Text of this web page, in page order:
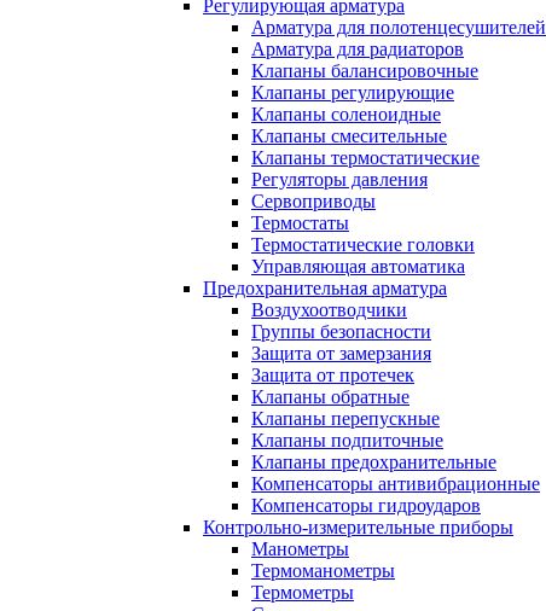
Регулирующая арматура
Арматура для полотенцесушителей
Арматура для радиаторов
Клапаны балансировочные
Клапаны регулирующие
Клапаны соленоидные
Клапаны смесительные
Клапаны термостатические
Регуляторы давления
Сервоприводы
Термостаты
Термостатические головки
Управляющая автоматика
Предохранительная арматура
Воздухоотводчики
Группы безопасности
Защита от замерзания
Защита от протечек
Клапаны обратные
Клапаны перепускные
Клапаны подпиточные
Клапаны предохранительные
Компенсаторы антивибрационные
Компенсаторы гидроударов
Контрольно-измерительные приборы
Манометры
Термоманометры
Термометры